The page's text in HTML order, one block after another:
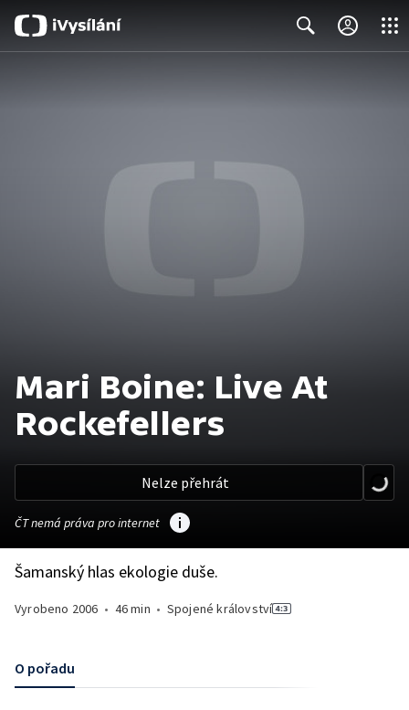
Mari Boine: Live At
Rockefellers
Nelze přehrát
ČT nemá práva pro internet
Šamanský hlas ekologie duše.
Vyrobeno 2006 • 46 min • Spojené království
O pořadu